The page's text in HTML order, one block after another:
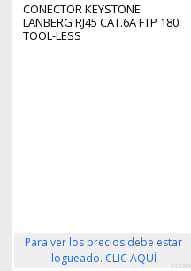
CONECTOR KEYSTONE
LANBERG RJ45 CAT.6A FTP 180
TOOL-LESS
Para ver los precios debe estar
logueado. CLIC AQUÍ
112266